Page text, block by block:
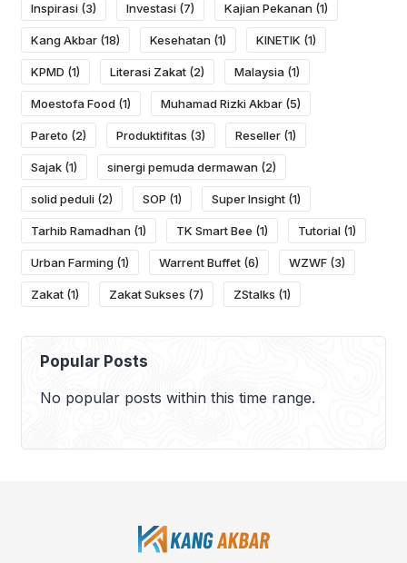
Inspirasi (3) Investasi (7) Kajian Pekanan (1)
Kang Akbar (18) Kesehatan (1) KINETIK (1)
KPMD (1) Literasi Zakat (2) Malaysia (1)
Moestofa Food (1) Muhamad Rizki Akbar (5)
Pareto (2) Produktifitas (3) Reseller (1)
Sajak (1) sinergi pemuda dermawan (2)
solid peduli (2) SOP (1) Super Insight (1)
Tarhib Ramadhan (1) TK Smart Bee (1) Tutorial (1)
Urban Farming (1) Warrent Buffet (6) WZWF (3)
Zakat (1) Zakat Sukses (7) ZStalks (1)
Popular Posts
No popular posts within this time range.